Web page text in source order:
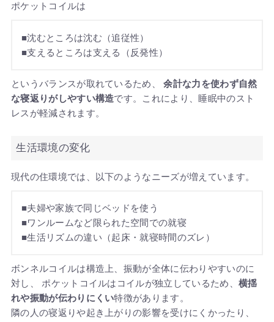
ポケットコイルは
■沈むところは沈む（追従性）
■支えるところは支える（反発性）
というバランスが取れているため、余計な力を使わず自然
な寝返りがしやすい構造です。これにより、睡眠中のスト
レスが軽減されます。
生活環境の変化
現代の住環境では、以下のようなニーズが増えています。
■夫婦や家族で同じベッドを使う
■ワンルームなど限られた空間での就寝
■生活リズムの違い（起床・就寝時間のズレ）
ボンネルコイルは構造上、振動が全体に伝わりやすいのに
対し、 ポケットコイルはコイルが独立しているため、 横揺
れや振動が伝わりにくい特徴があります。
隣の人の寝返りや起き上がりの影響を受けにくかったり、